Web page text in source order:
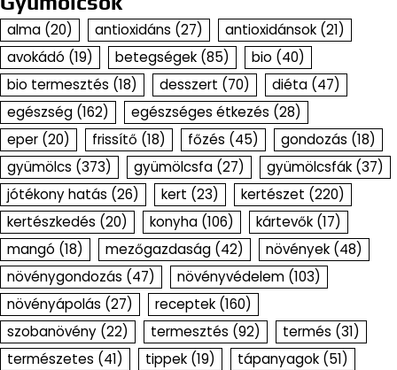
alma (20) antioxidáns (27) antioxidánsok (21)
avokádó (19) betegségek (85) bio (40)
bio termesztés (18) desszert (70) diéta (47)
egészség (162) egészséges étkezés (28)
eper (20) frissítő (18) főzés (45) gondozás (18)
gyümölcs (373) gyümölcsfa (27) gyümölcsfák (37)
jótékony hatás (26) kert (23) kertészet (220)
kertészkedés (20) konyha (106) kártevők (17)
mangó (18) mezőgazdaság (42) növények (48)
növénygondozás (47) növényvédelem (103)
növényápolás (27) receptek (160)
szobanövény (22) termesztés (92) termés (31)
természetes (41) tippek (19) tápanyagok (51)